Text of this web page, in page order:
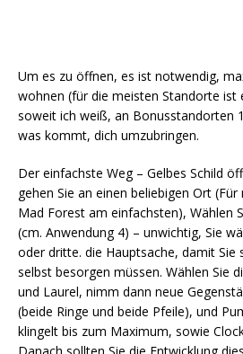
Um es zu öffnen, es ist notwendig,
wohnen (für die meisten Standorte ist
soweit ich weiß, an Bonusstandorten
was kommt, dich umzubringen.
Der einfachste Weg – Gelbes Schild
gehen Sie an einen beliebigen Ort
Mad Forest am einfachsten), Wählen
(cm. Anwendung 4) – unwichtig, Sie
oder dritte. die Hauptsache, damit Sie
selbst besorgen müssen. Wählen Sie
und Laurel, nimm dann neue
(beide Ringe und beide Pfeile), und
klingelt bis zum Maximum, sowie
Danach sollten Sie die Entwicklung